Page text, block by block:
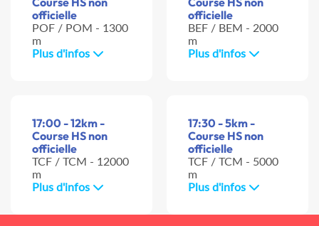
officielle
POF / POM - 1300
m
Plus d'infos
officielle
BEF / BEM - 2000
m
Plus d'infos
17:00 - 12km -
Course HS non
officielle
TCF / TCM - 12000
m
Plus d'infos
17:30 - 5km -
Course HS non
officielle
TCF / TCM - 5000
m
Plus d'infos